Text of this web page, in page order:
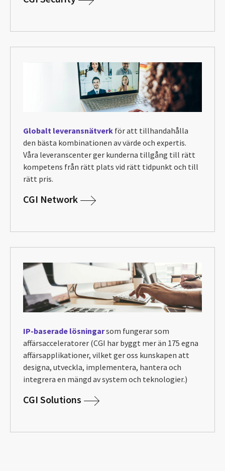
Globalt leveransnätverk för att tillhandahålla
den bästa kombinationen av värde och expertis.
Våra leveranscenter ger kunderna tillgång till rätt
kompetens från rätt plats vid rätt tidpunkt och till
rätt pris.
CGI Network
IP-baserade lösningarsom fungerar som
affärsacceleratorer (CGI har byggt mer än 175 egna
affärsapplikationer, vilket ger oss kunskapen att
designa, utveckla, implementera, hantera och
integrera en mängd av system och teknologier.)
CGI Solutions